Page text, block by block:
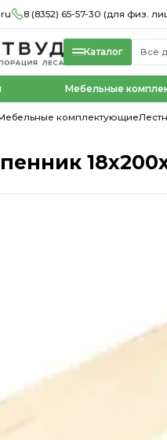
8 (8352) 65-57-30 (для физ.
Каталог
Мебельные
комплектующие